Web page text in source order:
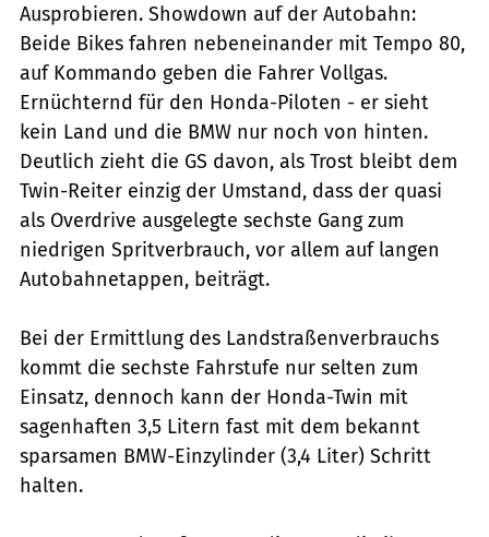
Ausprobieren. Showdown auf der Autobahn:
Beide Bikes fahren nebeneinander mit Tempo 80,
auf Kommando geben die Fahrer Vollgas.
Ernüchternd für den Honda-Piloten - er sieht
kein Land und die BMW nur noch von hinten.
Deutlich zieht die GS davon, als Trost bleibt dem
Twin-Reiter einzig der Umstand, dass der quasi
als Overdrive ausgelegte sechste Gang zum
niedrigen Spritverbrauch, vor allem auf langen
Autobahnetappen, beiträgt.
Bei der Ermittlung des Landstraßenverbrauchs
kommt die sechste Fahrstufe nur selten zum
Einsatz, dennoch kann der Honda-Twin mit
sagenhaften 3,5 Litern fast mit dem bekannt
sparsamen BMW-Einzylinder (3,4 Liter) Schritt
halten.